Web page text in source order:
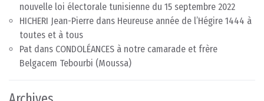
nouvelle loi électorale tunisienne du 15 septembre 2022
HICHERI Jean-Pierre dans Heureuse année de l’Hégire 1444 à
toutes et à tous
Pat dans CONDOLÉANCES à notre camarade et frère
Belgacem Tebourbi (Moussa)